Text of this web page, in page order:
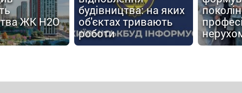
на яких
покоління
професіоналів ринку
нерухомості
та
України